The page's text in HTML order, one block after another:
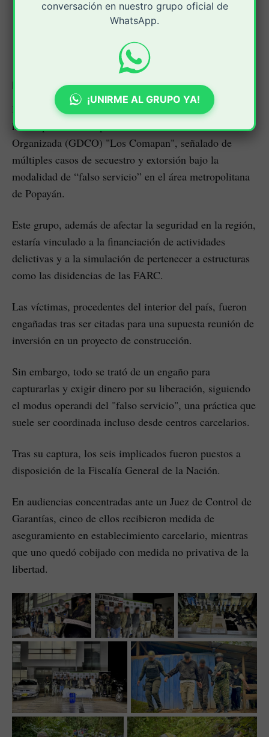
Un sexto capturado, con antecedentes por
Modalidad de falso servicio
De acuerdo con las investigaciones, los capturados
harían parte del Grupo de Delincuencia Común
Organizada (GDCO) "Los Comapan", señalado de
múltiples casos de secuestro y extorsión bajo la
modalidad de “falso servicio” en el área metropolitana
de Popayán.
Este grupo, además de afectar la seguridad en la región,
estaría vinculado a la financiación de actividades
delictivas y a la simulación de pertenecer a estructuras
como las disidencias de las FARC.
Las víctimas, procedentes del interior del país, fueron
engañadas tras ser citadas para una supuesta reunión de
inversión en un proyecto de construcción.
Sin embargo, todo se trató de un engaño para
capturarlas y exigir dinero por su liberación, siguiendo
el modus operandi del "falso servicio", una práctica que
suele ser coordinada incluso desde centros carcelarios.
Tras su captura, los seis implicados fueron puestos a
disposición de la Fiscalía General de la Nación.
En audiencias concentradas ante un Juez de Control de
Garantías, cinco de ellos recibieron medida de
aseguramiento en establecimiento carcelario, mientras
que uno quedó cobijado con medida no privativa de la
libertad.
conversación en nuestro grupo oficial de
WhatsApp.
¡UNIRME AL GRUPO YA!